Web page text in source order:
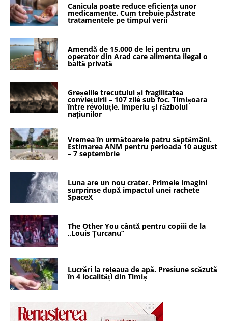
Canicula poate reduce eficiența unor
medicamente. Cum trebuie păstrate
tratamentele pe timpul verii
Amendă de 15.000 de lei pentru un
operator din Arad care alimenta ilegal o
baltă privată
Greșelile trecutului și fragilitatea
conviețuirii – 107 zile sub foc. Timișoara
între revoluție, imperiu și războiul
națiunilor
Vremea în următoarele patru săptămâni.
Estimarea ANM pentru perioada 10 august
– 7 septembrie
Luna are un nou crater. Primele imagini
surprinse după impactul unei rachete
SpaceX
The Other You cântă pentru copiii de la
„Louis Țurcanu”
Lucrări la rețeaua de apă. Presiune scăzută
în 4 localități din Timiș